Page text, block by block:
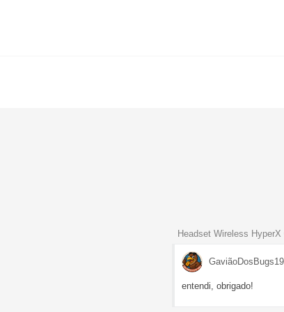
Headset Wireless
entendi, obrigado!